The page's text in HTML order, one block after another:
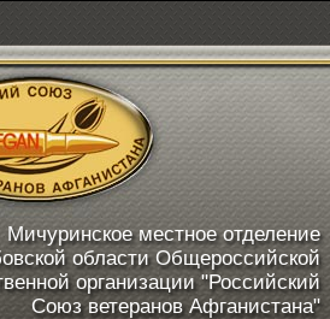
Мичуринское местное отделение
области Общероссийской
организации "Российский
Союз ветеранов Афганистана"